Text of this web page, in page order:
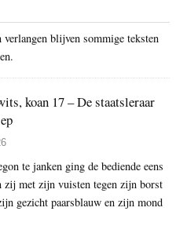
blijven sommige teksten
koan 17 – De staatsleraar
te janken ging de bediende eens
zij met zijn vuisten tegen zijn borst
gezicht paarsblauw en zijn mond